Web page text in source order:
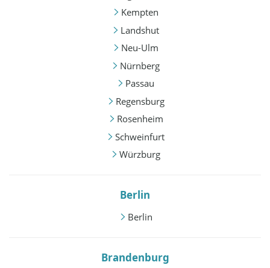
Kempten
Landshut
Neu-Ulm
Nürnberg
Passau
Regensburg
Rosenheim
Schweinfurt
Würzburg
Berlin
Berlin
Brandenburg